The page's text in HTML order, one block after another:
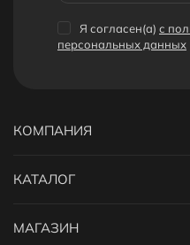
Я согласен(a) с
персональных данных
КОМПАНИЯ
КАТАЛОГ
МАГАЗИН